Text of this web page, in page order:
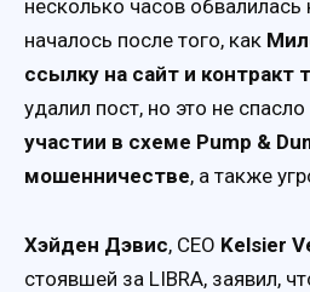
несколько часов обвалилась
началось после того, как
ссылку на сайт и контракт
удалил пост, но это не
участии в схеме Pump &
мошенничестве, а также
Хэйден Дэвис, CEO Kelsier
стоявшей за LIBRA, заявил,